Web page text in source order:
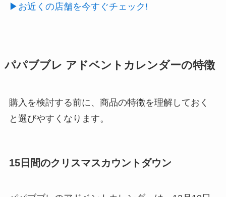
▶お近くの店舗を今すぐチェック!
パパブブレ アドベントカレンダーの特徴
購入を検討する前に、商品の特徴を理解しておく
と選びやすくなります。
15日間のクリスマスカウントダウン